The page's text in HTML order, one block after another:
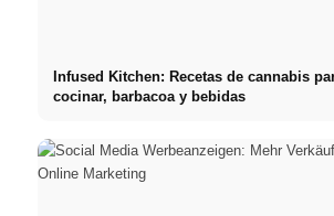
Infused Kitchen: Recetas de cannabis
cocinar, barbacoa y bebidas